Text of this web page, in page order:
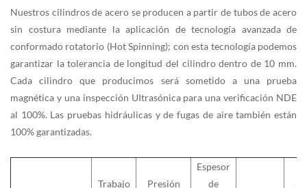
Nuestros cilindros de acero se producen a partir de tubos de acero
sin costura mediante la aplicación de tecnología avanzada de
conformado rotatorio (Hot Spinning); con esta tecnología podemos
garantizar la tolerancia de longitud del cilindro dentro de 10 mm.
Cada cilindro que producimos será sometido a una prueba
magnética y una inspección UItrasónica para una verificación NDE
al 100%. Las pruebas hidráulicas y de fugas de aire también están
100% garantizadas.
Trabajo
Presión
Espesor
de